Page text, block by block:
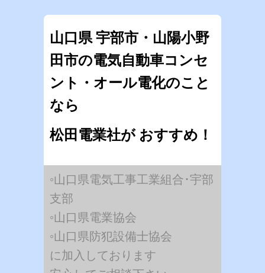
山口県 宇部市・山陽小野
田市の電気自動車コンセ
ント・オール電化のこと
なら
松田電業社が おすすめ！
◦山口県電気工事工業組合･宇部
支部
◦山口県電業協会
◦山口県防犯設備士協会
に加入しております